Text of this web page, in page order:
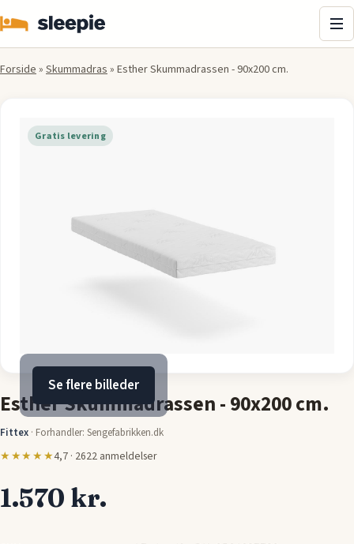
Forside» Skummadras» Esther Skummadrassen - 90x200 cm.
Gratis levering
Se flere billeder
Esther Skummadrassen - 90x200 cm.
Fittex · Forhandler: Sengefabrikken.dk
★★★★★4,7 · 2622 anmeldelser
1.570 kr.